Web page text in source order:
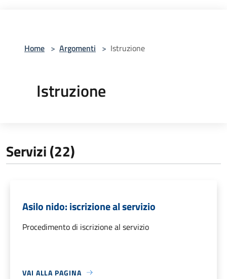
Home > Argomenti > Istruzione
Istruzione
Servizi (22)
Asilo nido: iscrizione al servizio
Procedimento di iscrizione al servizio
VAI ALLA PAGINA